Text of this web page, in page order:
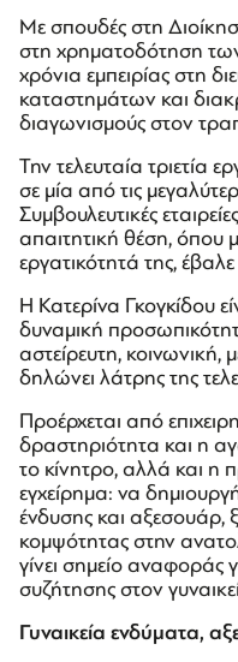
Με σπουδές στη
στη χρηματοδότηση
χρόνια εμπειρίας στη
καταστημάτων και
διαγωνισμούς στον
Την τελευταία τριετία
σε μία από τις
Συμβουλευτικές
απαιτητική θέση, όπου
εργατικότητά της,
Η Κατερίνα Γκογκίδου
δυναμική
αστείρευτη, κοινωνική,
δηλώνει λάτρης της
Προέρχεται από
δραστηριότητα και η
το κίνητρο, αλλά και η
εγχείρημα: να
ένδυσης και αξεσουάρ,
κομψότητας στην
γίνει σημείο αναφοράς
συζήτησης στον
Γυναικεία ενδύματα,